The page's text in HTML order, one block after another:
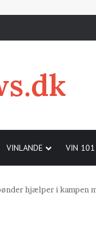
VINLANDE VIN 101
hjælper i kampen